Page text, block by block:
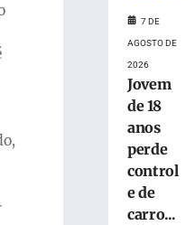
Tebalde
Deputado
Federal
7 DE
AGOSTO DE
2026
Jovem
de 18
anos
perde
control
e de
carro...